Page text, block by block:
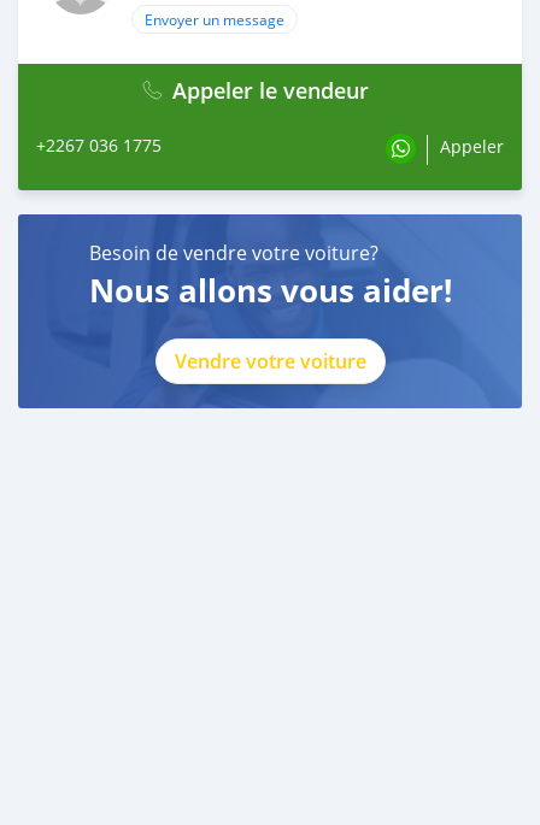
Envoyer un message
Appeler le vendeur
+2267 036 1775 Appeler
Besoin de vendre votre voiture?
Nous allons vous aider!
Vendre votre voiture